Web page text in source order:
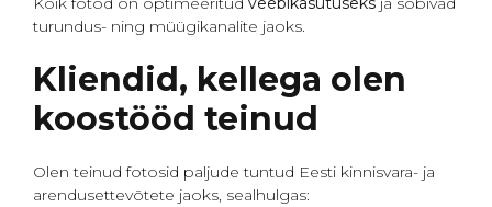
turundus- ning müügikanalite jaoks.
Kliendid, kellega olen
koostööd teinud
Olen teinud fotosid paljude tuntud Eesti kinnisvara- ja
arendusettevõtete jaoks, sealhulgas: